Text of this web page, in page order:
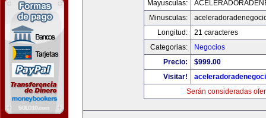
Mayusculas:
Minusculas:
Longitud:
21 caracteres
Categorias:
Negocios
Precio:
$999.00
Visitar!
Serán consideradas